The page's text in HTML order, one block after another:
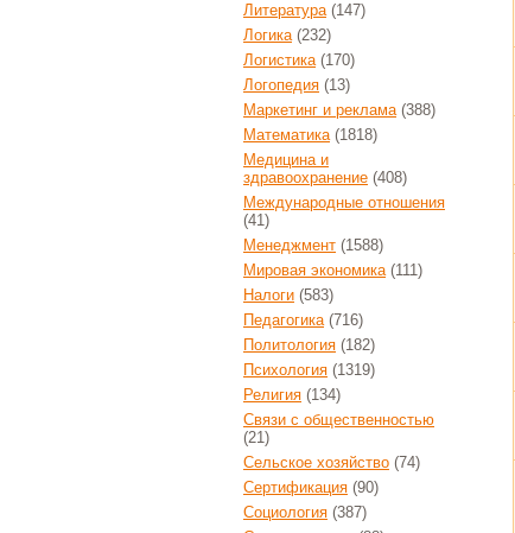
Литература(147)
Логика(232)
Логистика(170)
Логопедия (13)
Маркетинг и реклама(388)
Математика(1818)
Медицина и
здравоохранение (408)
Международные отношения
(41)
Менеджмент (1588)
Мировая экономика(111)
Налоги (583)
Педагогика(716)
Политология (182)
Психология (1319)
Религия (134)
Связи с общественностью
(21)
Сельское хозяйство (74)
Сертификация (90)
Социология (387)